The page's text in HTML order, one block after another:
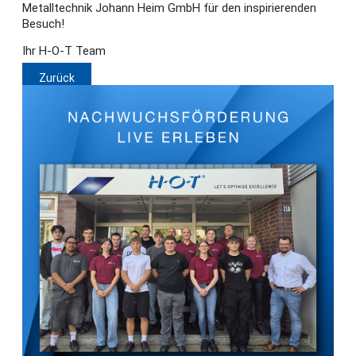
Metalltechnik Johann Heim GmbH für den inspirierenden
Besuch!
Ihr H-O-T Team
Zurück